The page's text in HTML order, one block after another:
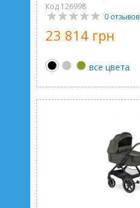
Код 126998
0 отзывов
23 814 грн
все цвета